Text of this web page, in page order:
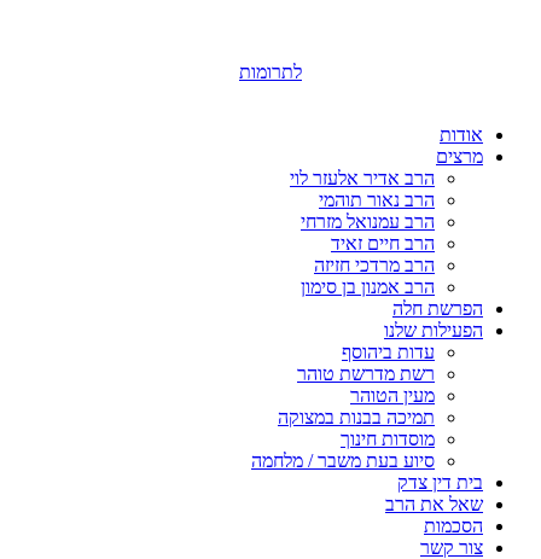
לתרומות
אודות
מרצים
הרב אדיר אלעזר לוי
הרב נאור תוהמי
הרב עמנואל מזרחי
הרב חיים זאיד
הרב מרדכי חזיזה
הרב אמנון בן סימון
הפרשת חלה
הפעילות שלנו
עדות ביהוסף
רשת מדרשת טוהר
מעין הטוהר
תמיכה בבנות במצוקה
מוסדות חינוך
סיוע בעת משבר / מלחמה
בית דין צדק
שאל את הרב
הסכמות
צור קשר